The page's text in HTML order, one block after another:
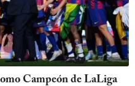
Campeón de LaLiga